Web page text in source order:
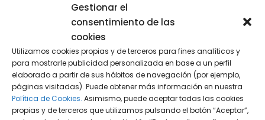
Gestionar el
consentimiento de las
cookies
Utilizamos cookies propias y de terceros para fines analíticos y
para mostrarle publicidad personalizada en base a un perfil
elaborado a partir de sus hábitos de navegación (por ejemplo,
páginas visitadas). Puede obtener más información en nuestra
Política de Cookies. Asimismo, puede aceptar todas las cookies
propias y de terceros que utilizamos pulsando el botón “Aceptar”,
Patrimonio(5)
Plusvalía(2)
Prensa(2)
Propiedad intelectual e industrial(13)